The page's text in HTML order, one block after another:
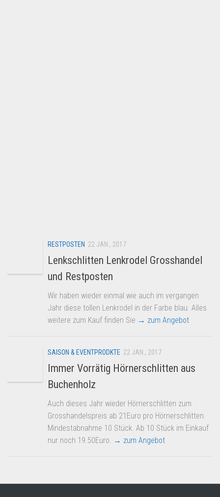
Grosshandel
Amazon
Kostenlos Registrieren
Newsletter
RESTPOSTEN 22 JAN., 2017
Lenkschlitten Lenkrodel Grosshandel
und Restposten
Wir haben wieder einmal wie auch im vergangen
Jahr diese tollen Lenkrodel in der Farbe blau. Alles
weitere zum Kauf finden Sie → zum Angebot
SAISON & EVENTPRODKTE 22 JAN., 2017
Immer Vorrätig Hörnerschlitten aus
Buchenholz
Auch dieses Jahr wieder Hörnerschlitten zum
Grosshandelspreis ab 21Euro pro Hörnerschlitten.
Mindestabnahme 10 Stück. Ab 10 Stück im Einkauf
nur noch 19.50Euro. → zum Angebot